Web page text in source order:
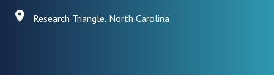
Research Triangle, North Carolina